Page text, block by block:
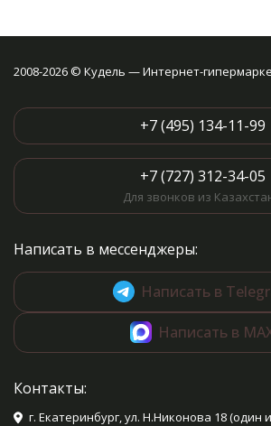
2008-2026 © Кудель — Интернет-
+7 (495) 134-11-99
+7 (727) 312-34-05
Для звонков из
Написать в мессенджеры:
Написать в
Написать в
Контакты:
г. Екатеринбург, ул. Н.Никонова 18 (один